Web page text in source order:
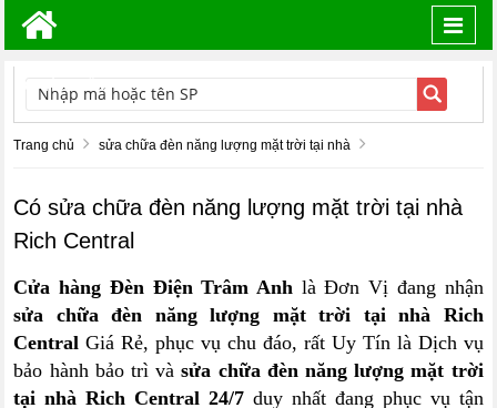
TÌM KIẾM
Trang chủ sửa chữa đèn năng lượng mặt trời tại nhà
Có sửa chữa đèn năng lượng mặt trời tại nhà
Rich Central
Cửa hàng Đèn Điện Trâm Anh là Đơn Vị đang nhận
sửa chữa đèn năng lượng mặt trời tại nhà Rich
Central Giá Rẻ, phục vụ chu đáo, rất Uy Tín là Dịch vụ
bảo hành bảo trì vàsửa chữa đèn năng lượng mặt trời
tại nhà Rich Central 24/7 duy nhất đang phục vụ tận